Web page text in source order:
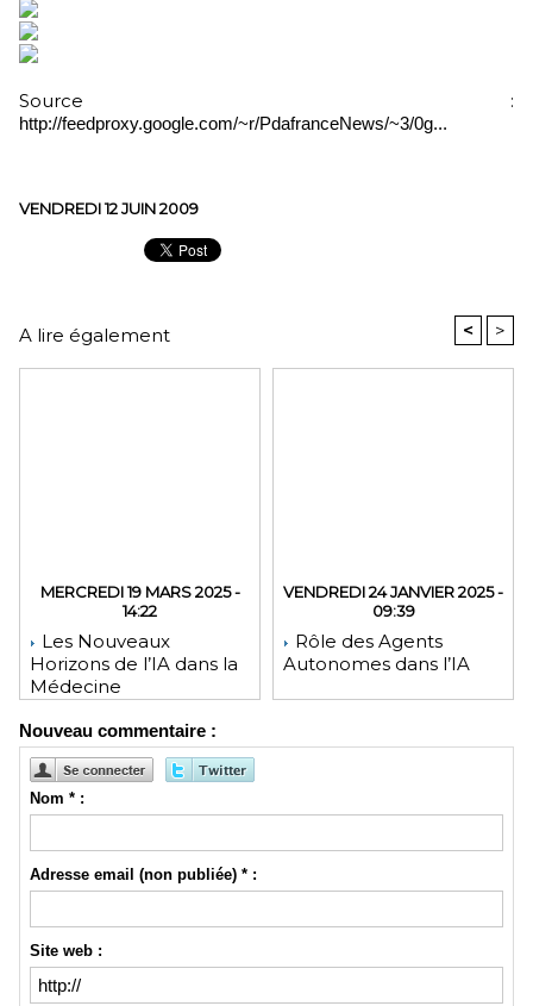
Source :
http://feedproxy.google.com/~r/PdafranceNews/~3/0g...
VENDREDI 12 JUIN 2009
A lire également < >
MERCREDI 19 MARS 2025 -
14:22
Les Nouveaux
Horizons de l’IA dans la
Médecine
VENDREDI 24 JANVIER 2025 -
09:39
Rôle des Agents
Autonomes dans l’IA
Nouveau commentaire :
Nom * :
Adresse email (non publiée) * :
Site web :